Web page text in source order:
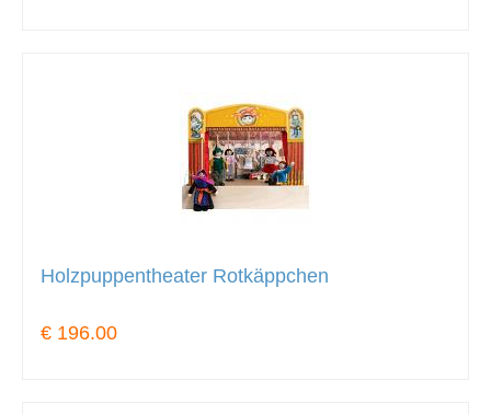
Holzpuppentheater Rotkäppchen
€ 196.00